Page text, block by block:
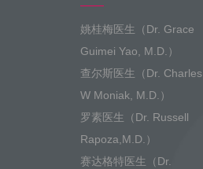
姚桂梅医生（Dr. Grace
Guimei Yao, M.D.）
查尔斯医生（Dr. Charles
W Moniak, M.D.）
罗素医生（Dr. Russell
Rapoza,M.D.）
赛达格特医生（Dr.